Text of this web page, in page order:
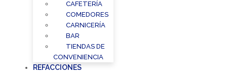
CAFETERÍA
COMEDORES
CARNICERÍA
BAR
TIENDAS DE
CONVENIENCIA
REFACCIONES